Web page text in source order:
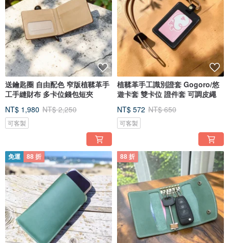
送鑰匙圈 自由配色 窄版植鞣革手
工手縫財布 多卡位錢包短夾
NT$ 1,980 NT$ 2,250
可客製
植鞣革手工識別證套 Gogoro/悠
遊卡套 雙卡位 證件套 可調皮繩
NT$ 572 NT$ 650
可客製
免運 88 折 88 折